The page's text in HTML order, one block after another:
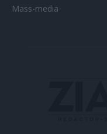
Mass-media